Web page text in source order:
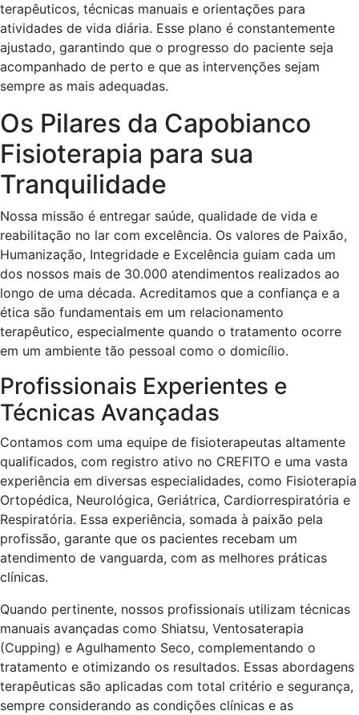
terapêuticos, técnicas manuais e orientações para
atividades de vida diária. Esse plano é constantemente
ajustado, garantindo que o progresso do paciente seja
acompanhado de perto e que as intervenções sejam
sempre as mais adequadas.
Os Pilares da Capobianco
Fisioterapia para sua
Tranquilidade
Nossa missão é entregar saúde, qualidade de vida e
reabilitação no lar com excelência. Os valores de Paixão,
Humanização, Integridade e Excelência guiam cada um
dos nossos mais de 30.000 atendimentos realizados ao
longo de uma década. Acreditamos que a confiança e a
ética são fundamentais em um relacionamento
terapêutico, especialmente quando o tratamento ocorre
em um ambiente tão pessoal como o domicílio.
Profissionais Experientes e
Técnicas Avançadas
Contamos com uma equipe de fisioterapeutas altamente
qualificados, com registro ativo no CREFITO e uma vasta
experiência em diversas especialidades, como Fisioterapia
Ortopédica, Neurológica, Geriátrica, Cardiorrespiratória e
Respiratória. Essa experiência, somada à paixão pela
profissão, garante que os pacientes recebam um
atendimento de vanguarda, com as melhores práticas
clínicas.
Quando pertinente, nossos profissionais utilizam técnicas
manuais avançadas como Shiatsu, Ventosaterapia
(Cupping) e Agulhamento Seco, complementando o
tratamento e otimizando os resultados. Essas abordagens
terapêuticas são aplicadas com total critério e segurança,
sempre considerando as condições clínicas e as